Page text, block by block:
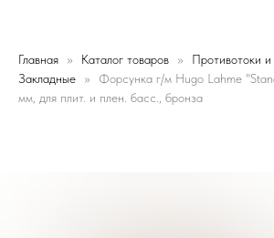
Главная Каталог товаров
Противотоки
Закладные
Форсунка г/м Hugo Lahme
мм, для плит. и плен. басс., бронза